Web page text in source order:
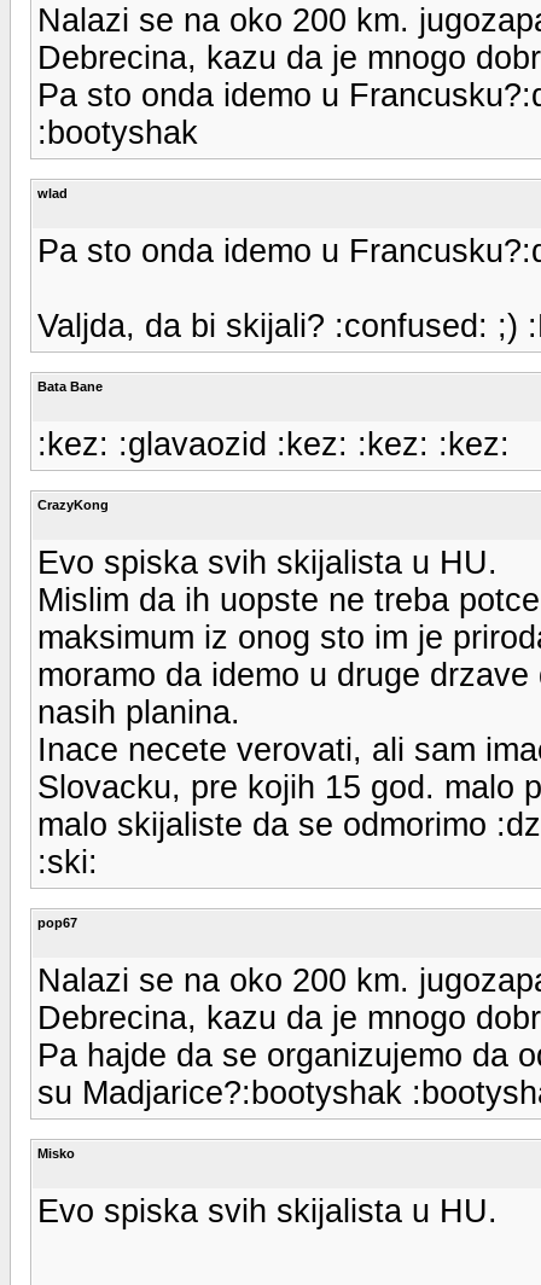
Nalazi se na oko 200 km.
Debrecina, kazu da je mnogo
Pa sto onda idemo u
:bootyshak
wlad
Pa sto onda idemo u
Valjda, da bi skijali? :confused: ;)
Bata Bane
:kez: :glavaozid :kez: :kez: :kez:
CrazyKong
Evo spiska svih skijalista u HU.
Mislim da ih uopste ne treba
maksimum iz onog sto im je
moramo da idemo u druge
nasih planina.
Inace necete verovati, ali sam
Slovacku, pre kojih 15 god. malo
malo skijaliste da se odmorimo
:ski:
pop67
Nalazi se na oko 200 km.
Debrecina, kazu da je mnogo
Pa hajde da se organizujemo da
su Madjarice?:bootyshak
Misko
Evo spiska svih skijalista u HU.